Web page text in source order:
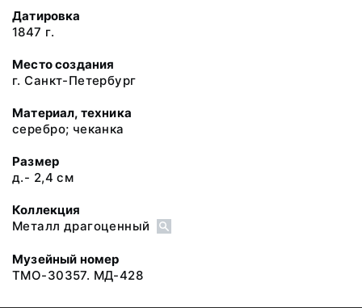
Датировка
1847 г.
Место создания
г. Санкт-Петербург
Материал, техника
серебро; чеканка
Размер
д.- 2,4 см
Коллекция
Металл драгоценный
Музейный номер
ТМО-30357. МД-428